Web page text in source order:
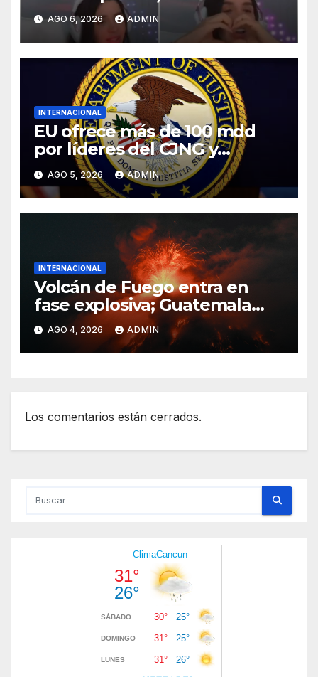
tiktoker
AGO 6, 2026 ADMIN
INTERNACIONAL
EU ofrece más de 100 mdd
por líderes del CJNG y
presenta nuevos cargos
AGO 5, 2026 ADMIN
INTERNACIONAL
Volcán de Fuego entra en
fase explosiva; Guatemala
activa alerta anaranjada
AGO 4, 2026 ADMIN
Los comentarios están cerrados.